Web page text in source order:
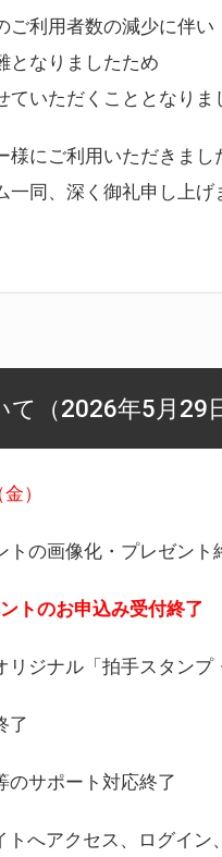
ご利用者数の減少に伴い
となりましたため
いただくこととなりま
にご利用いただきまし
同、深く御礼申し上げ
（2026年5月29
）
の画像化・プレゼント
トのお申込み受付終了
ジナル「拍手スタン
了
のサポート対応終了
トへアクセス、ログイ